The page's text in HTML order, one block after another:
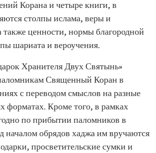
Корана и четыре книги, в
столпы ислама, веры и
также ценности, нормы благородной
шариата и вероучения.
Хранителя Двух Святынь»
Священный Коран в
с переводом смыслов на разные
форматах. Кроме того, в рамках
по прибытии паломников в
началом обрядов хаджа им вручаются
просветительские сумки и